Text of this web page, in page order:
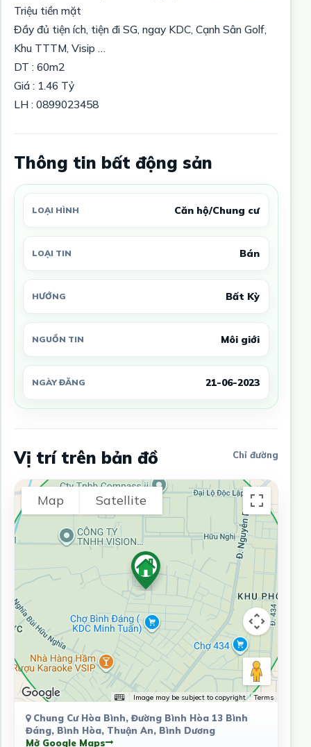
Triệu tiền mặt
Đầy đủ tiện ích, tiện đi SG, ngay KDC, Cạnh Sân Golf,
Khu TTTM, Visip …
DT : 60m2
Giá : 1.46 Tỷ
LH : 0899023458
Thông tin bất động sản
LOẠI HÌNH Căn hộ/Chung cư
LOẠI TIN Bán
HƯỚNG Bất Kỳ
NGUỒN TIN Môi giới
NGÀY ĐĂNG 21-06-2023
Vị trí trên bản đồ Chỉ đường
Map Satellite
Image may be subject to copyright Terms
Chung Cư Hòa Bình, Đường Bình Hòa 13 Bình
Đáng, Bình Hòa, Thuận An, Bình Dương
Mở Google Maps